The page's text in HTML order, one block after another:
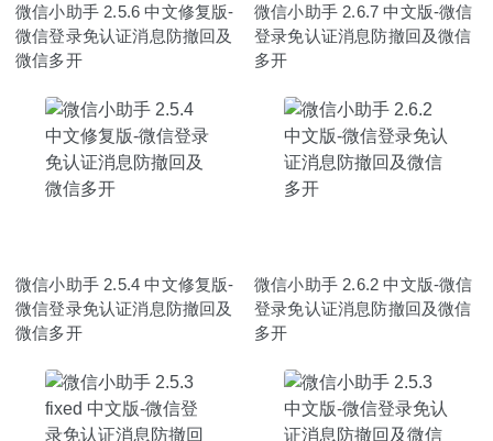
微信小助手 2.5.6 中文修复版-
微信登录免认证消息防撤回及
微信多开
微信小助手 2.6.7 中文版-微信
登录免认证消息防撤回及微信
多开
微信小助手 2.5.4 中文修复版-
微信登录免认证消息防撤回及
微信多开
微信小助手 2.6.2 中文版-微信
登录免认证消息防撤回及微信
多开